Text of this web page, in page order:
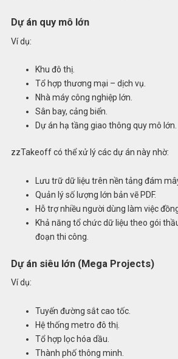
Dự án quy mô lớn
Ví dụ:
Khu đô thị.
Tổ hợp thương mại – dịch vụ.
Nhà máy công nghiệp lớn.
Sân bay, cảng biển.
Dự án hạ tầng giao thông quy mô lớn.
zzTakeoff có thể xử lý các dự án này nhờ:
Lưu trữ dữ liệu trên nền tảng đám
Quản lý số lượng lớn bản vẽ PDF.
Hỗ trợ nhiều người dùng làm việc
Khả năng tổ chức dữ liệu theo gói
đoạn thi công.
Dự án siêu lớn (Mega Projects)
Ví dụ:
Tuyến đường sắt cao tốc.
Hệ thống metro đô thị.
Tổ hợp lọc hóa dầu.
Thành phố thông minh.